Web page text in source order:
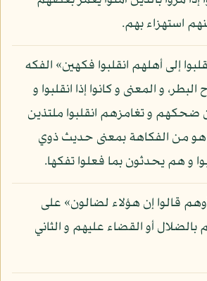
استهزاء بهم.
إلى أهلهم انقلبوا فكهين» الفكه
و المعنى و كانوا إذا انقلبوا و
ضحكهم و تغامزهم انقلبوا ملتذين
هو من الفكاهة بمعنى حديث ذوي
و هم يحدثون بما فعلوا تفكها.
قالوا إن هؤلاء لضالون» على
أو القضاء عليهم و الثاني